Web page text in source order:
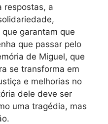
respostas, a
garantam que
que passar pelo
de Miguel, que
se transforma em
e melhorias no
dele deve ser
uma tragédia, mas